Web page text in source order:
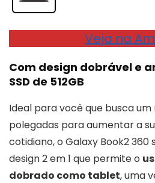
Veja na
Com design dobrável e
SSD de 512GB
Ideal para você que busca um
polegadas para aumentar a
cotidiano, o Galaxy Book2 360
design 2 em 1 que permite o
dobrado como tablet, uma